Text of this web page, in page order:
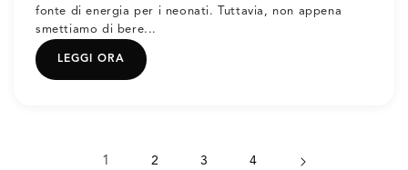
fonte di energia per i neonati. Tuttavia, non appena
smettiamo di bere...
LEGGI ORA
1 2 3 4